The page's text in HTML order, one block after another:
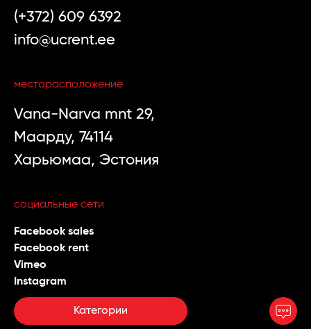
Категории
(+372) 609 6392
info@ucrent.ee
месторасположение
Vana-Narva mnt 29,
Маарду, 74114
Харьюмаа, Эстония
социальные сети
Facebook sales
Facebook rent
Vimeo
Instagram